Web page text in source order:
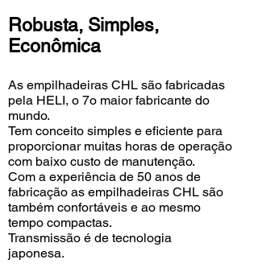
Robusta, Simples,
Econômica
As empilhadeiras CHL são fabricadas
pela HELI, o 7o maior fabricante do
mundo.
Tem conceito simples e eficiente para
proporcionar muitas horas de operação
com baixo custo de manutenção.
Com a experiência de 50 anos de
fabricação as empilhadeiras CHL são
também confortáveis e ao mesmo
tempo compactas.
Transmissão é de tecnologia
japonesa.